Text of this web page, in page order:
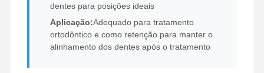
dentes para posições ideais
Aplicação:Adequado para tratamento
ortodôntico e como retenção para manter o
alinhamento dos dentes após o tratamento